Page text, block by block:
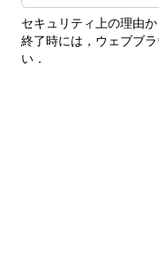
セキュリティ上の理由
終了時には，ウェブブ
い．